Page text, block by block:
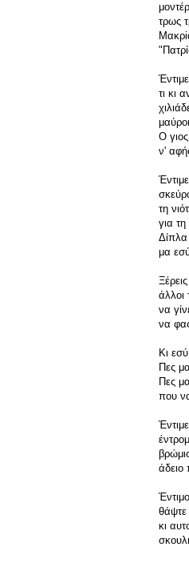
τρως
τι κι
Ο
ν'
τη
για
Δίπλα
μα
άλλοι
να
να
Κι
Πες
Πες
που
άδειο
θάψτε
κι